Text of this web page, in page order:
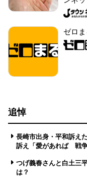
ゼロま
追悼
長崎市出身・平和訴え
訴え「愛があれば 戦争
つげ義春さんと白土三
は？